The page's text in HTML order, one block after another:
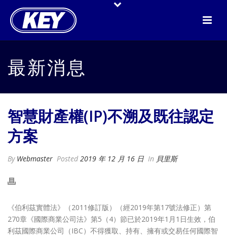
最新消息
智慧財產權(IP)不溯及既往認定
方案
By Webmaster Posted 2019 年 12 月 16 日 In 貝里斯
《伯利茲實體法》（2011修訂版）（經2019年第17號法修正）第
270章《國際商業公司法》第5（4）節已於2019年1月1日生效，伯
利茲國際商業公司（IBC）不得獲取、持有、擁有或交易任何國際智